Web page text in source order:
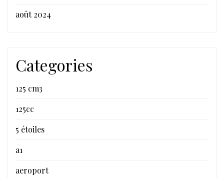
août 2024
Categories
125 cm3
125cc
5 étoiles
a1
aeroport